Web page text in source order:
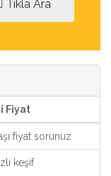
Tıkla Ara
Fiyat
fiyat sorunuz
keşif